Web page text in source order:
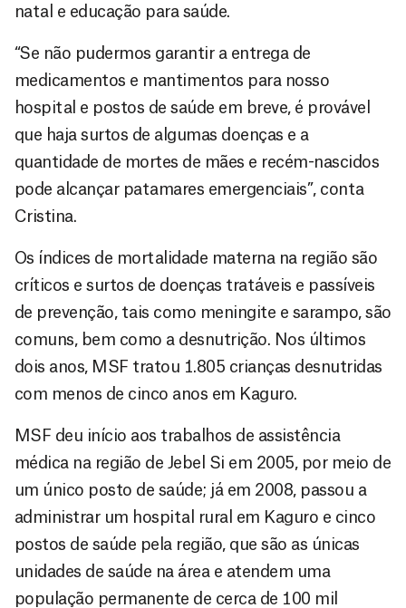
natal e educação para saúde.
“Se não pudermos garantir a entrega de
medicamentos e mantimentos para nosso
hospital e postos de saúde em breve, é provável
que haja surtos de algumas doenças e a
quantidade de mortes de mães e recém-nascidos
pode alcançar patamares emergenciais”, conta
Cristina.
Os índices de mortalidade materna na região são
críticos e surtos de doenças tratáveis e passíveis
de prevenção, tais como meningite e sarampo, são
comuns, bem como a desnutrição. Nos últimos
dois anos, MSF tratou 1.805 crianças desnutridas
com menos de cinco anos em Kaguro.
MSF deu início aos trabalhos de assistência
médica na região de Jebel Si em 2005, por meio de
um único posto de saúde; já em 2008, passou a
administrar um hospital rural em Kaguro e cinco
postos de saúde pela região, que são as únicas
unidades de saúde na área e atendem uma
população permanente de cerca de 100 mil